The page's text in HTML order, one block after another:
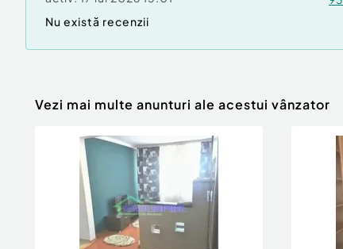
Nu există recenzii
Vezi mai multe anunturi ale acestui vânzator